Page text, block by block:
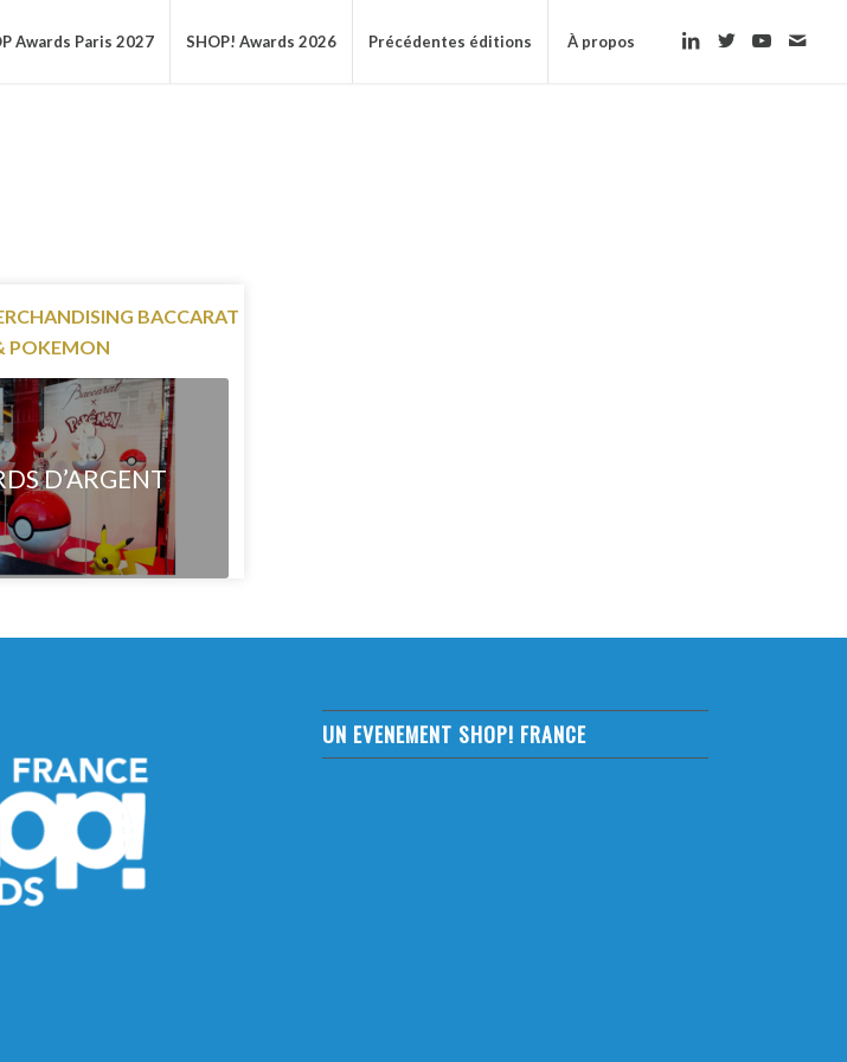
Awards Paris 2027 SHOP! Awards 2026 Précédentes éditions À propos
BACCARAT
POKEMON
D’ARGENT
UN EVENEMENT SHOP! FRANCE